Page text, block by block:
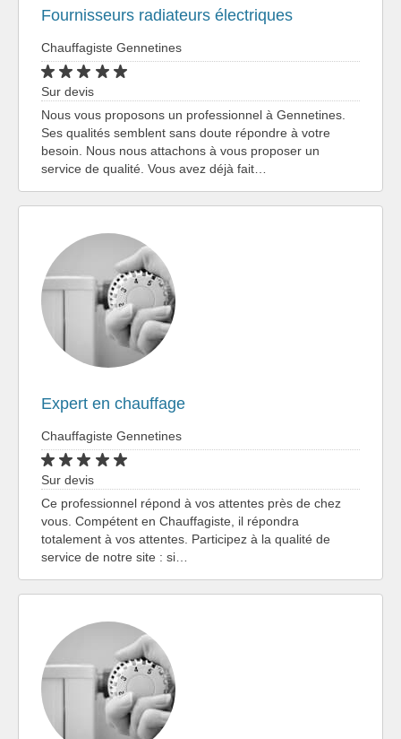
Fournisseurs radiateurs électriques
Chauffagiste Gennetines
Sur devis
Nous vous proposons un professionnel à Gennetines.
Ses qualités semblent sans doute répondre à votre
besoin. Nous nous attachons à vous proposer un
service de qualité. Vous avez déjà fait…
Expert en chauffage
Chauffagiste Gennetines
Sur devis
Ce professionnel répond à vos attentes près de chez
vous. Compétent en Chauffagiste, il répondra
totalement à vos attentes. Participez à la qualité de
service de notre site : si…